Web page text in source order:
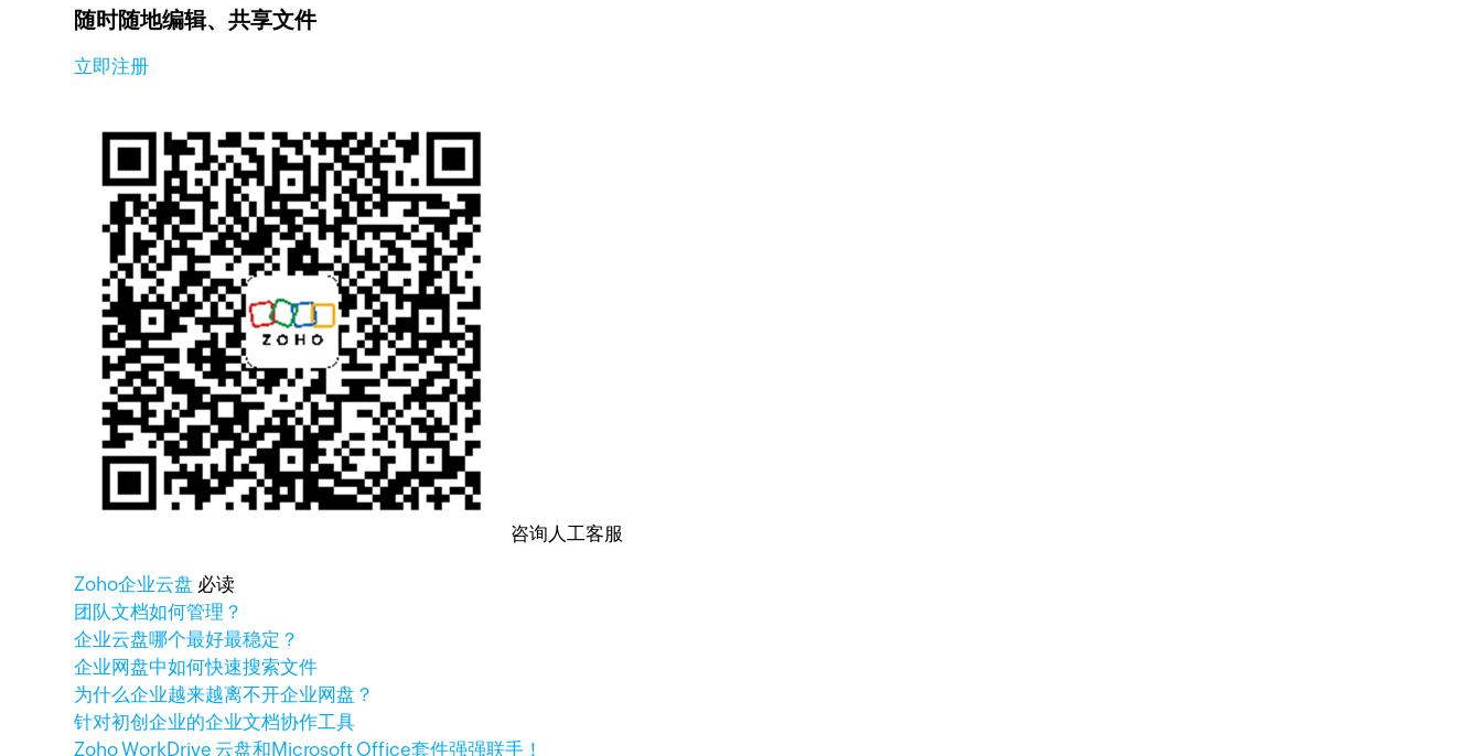
随时随地编辑、共享文件
立即注册
咨询人工客服
Zoho企业云盘 必读
团队文档如何管理？
企业云盘哪个最好最稳定？
企业网盘中如何快速搜索文件
为什么企业越来越离不开企业网盘？
针对初创企业的企业文档协作工具
Zoho WorkDrive 云盘和Microsoft Office套件强强联手！